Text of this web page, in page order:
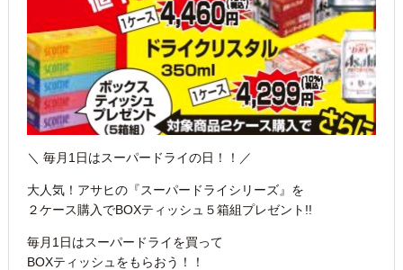
＼ 毎月1日はスーパードライの日！！／
大人気！アサヒの『スーパードライシリーズ』を
２ケース購入でBOXティッシュ５箱組プレゼント!!
毎月1日はスーパードライを買って
BOXティッシュをもらおう！！